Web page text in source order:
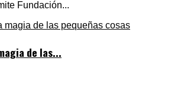
Fundación...
de las...